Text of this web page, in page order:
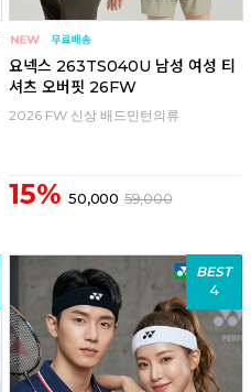
요넥스 263TS040U 남성 여성 티
셔츠 오버핏 26FW
2026 FW 신상 배드민턴의류
15% 50,000 59,000
BEST
4